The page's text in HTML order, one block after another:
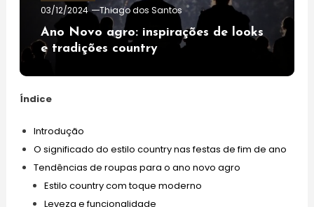
03/12/2024
Thiago dos Santos
Ano Novo agro: inspirações de looks
e tradições country
Índice
Introdução
O significado do estilo country nas festas de fim de ano
Tendências de roupas para o ano novo agro
Estilo country com toque moderno
Leveza e funcionalidade